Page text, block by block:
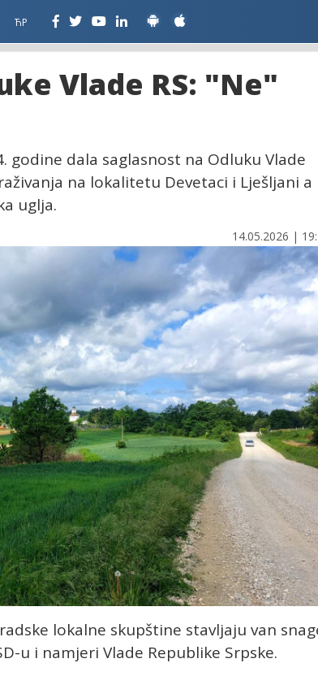
ЋР
Vlade RS: "Ne"
godine dala saglasnost na Odluku Vlade
na lokalitetu Devetaci i Lješljani a
uglja.
14.05.2026 |
lokalne skupštine stavljaju van
u i namjeri Vlade Republike Srpske.